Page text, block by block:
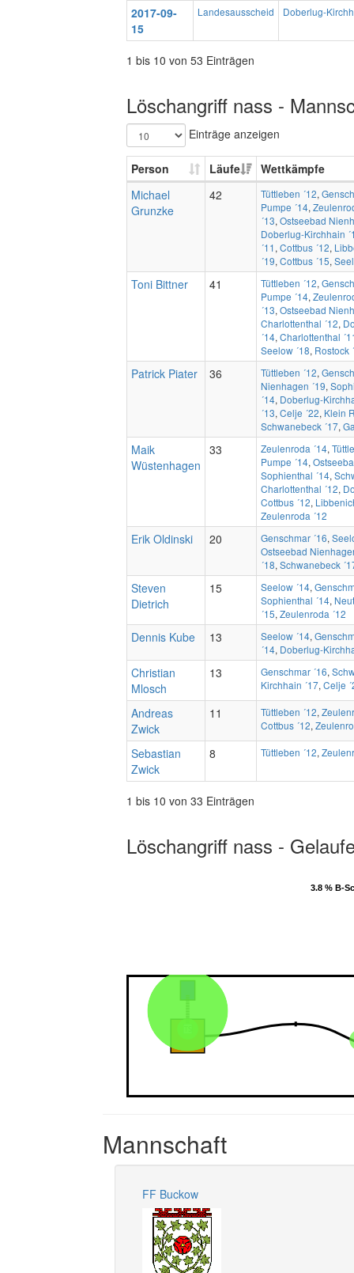
2017-09-
15
Landesausscheid Doberlug-
1 bis 10 von 53 Einträgen
Löschangriff nass -
Einträge anzeigen
Person Läufe
Wettkämpfe
Michael
Grunzke
42 Tüttleben ´12,
Pumpe ´14,
´13, Ostseebad
Doberlug-Kirchhain
´11 , Cottbus ´12,
´19, Cottbus ´15,
Toni Bittner 41 Tüttleben ´12,
Pumpe ´14,
´13, Ostseebad
Charlottenthal ´12,
´14, Charlottenthal
Seelow ´18, Rostock
Patrick Piater 36 Tüttleben ´12,
Nienhagen ´19,
´14, Doberlug-
´13, Celje ´22, Klein
Schwanebeck ´17,
Maik
Wüstenhagen
33 Zeulenroda ´14,
Pumpe ´14,
Sophienthal ´14,
Charlottenthal ´12,
Cottbus ´12,
Zeulenroda ´12
Erik Oldinski 20 Genschmar ´16,
Ostseebad
´18, Schwanebeck
Steven
Dietrich
15 Seelow ´14,
Sophienthal ´14,
´15, Zeulenroda ´12
Dennis Kube 13 Seelow ´14,
´14, Doberlug-
Christian
Mlosch
13 Genschmar ´16,
Kirchhain ´17, Celje
Andreas
Zwick
11 Tüttleben ´12,
Cottbus ´12,
Sebastian
Zwick
8 Tüttleben ´12,
1 bis 10 von 33 Einträgen
Löschangriff nass -
3.8 % B-
3.8 % B-
Mannschaft
FF Buckow